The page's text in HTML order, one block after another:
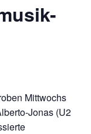
Mittwochs
Jonas (U2